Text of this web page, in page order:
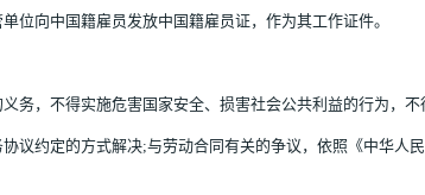
位向中国籍雇员发放中国籍雇员证，作为其工作证件。
务，不得实施危害国家安全、损害社会公共利益的行为，不
议约定的方式解决;与劳动合同有关的争议，依照《中华人